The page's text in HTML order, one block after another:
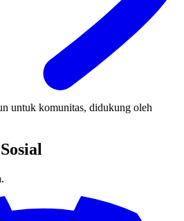
untuk komunitas, didukung oleh